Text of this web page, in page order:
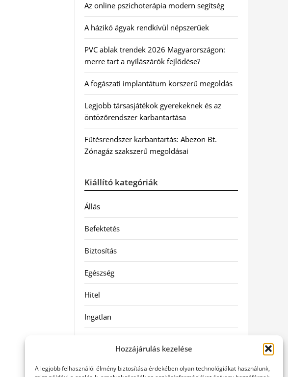
Hozzájárulás kezelése
A legjobb felhasználói élmény biztosítása érdekében olyan technológiákat használunk,
Az online pszichoterápia modern segítség
A házikó ágyak rendkívül népszerűek
PVC ablak trendek 2026 Magyarországon:
merre tart a nyílászárók fejlődése?
A fogászati implantátum korszerű megoldás
Legjobb társasjátékok gyerekeknek és az
öntözőrendszer karbantartása
Fűtésrendszer karbantartás: Abezon Bt.
Zónagáz szakszerű megoldásai
Kiállító kategóriák
Állás
Befektetés
Biztosítás
Egészség
Hitel
Ingatlan